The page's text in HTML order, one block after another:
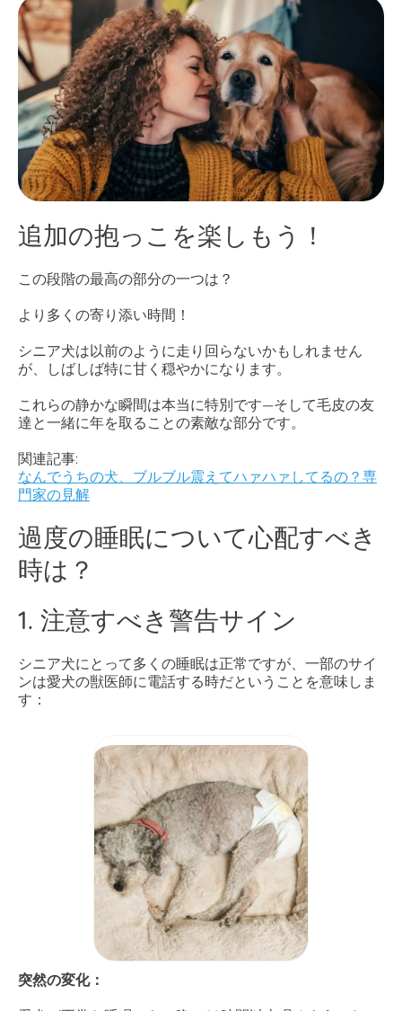
追加の抱っこを楽しもう！
この段階の最高の部分の一つは？
より多くの寄り添い時間！
シニア犬は以前のように走り回らないかもしれません
が、しばしば特に甘く穏やかになります。
これらの静かな瞬間は本当に特別です—そして毛皮の友
達と一緒に年を取ることの素敵な部分です。
関連記事:
なんでうちの犬、ブルブル震えてハァハァしてるの？専
門家の見解
過度の睡眠について心配すべき
時は？
1. 注意すべき警告サイン
シニア犬にとって多くの睡眠は正常ですが、一部のサイ
ンは愛犬の獣医師に電話する時だということを意味しま
す：
突然の変化：